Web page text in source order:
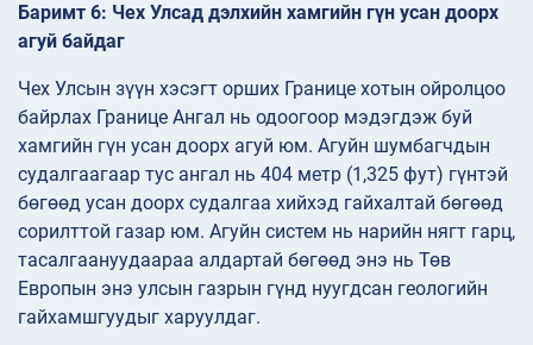
Баримт 6: Чех Улсад дэлхийн хамгийн гүн усан доорх
агуй байдаг
Чех Улсын зүүн хэсэгт орших Границе хотын ойролцоо
байрлах Границе Ангал нь одоогоор мэдэгдэж буй
хамгийн гүн усан доорх агуй юм. Агуйн шумбагчдын
судалгаагаар тус ангал нь 404 метр (1,325 фут) гүнтэй
бөгөөд усан доорх судалгаа хийхэд гайхалтай бөгөөд
сорилттой газар юм. Агуйн систем нь нарийн нягт гарц,
тасалгаануудаараа алдартай бөгөөд энэ нь Төв
Европын энэ улсын газрын гүнд нуугдсан геологийн
гайхамшгуудыг харуулдаг.